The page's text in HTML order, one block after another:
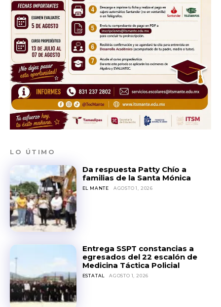
LO ÚTIMO
Da respuesta Patty Chío a
familias de la Santa Mónica
EL MANTE AGOSTO 1, 2026
Entrega SSPT constancias a
egresados del 22 escalón de
Medicina Táctica Policial
ESTATAL AGOSTO 1, 2026